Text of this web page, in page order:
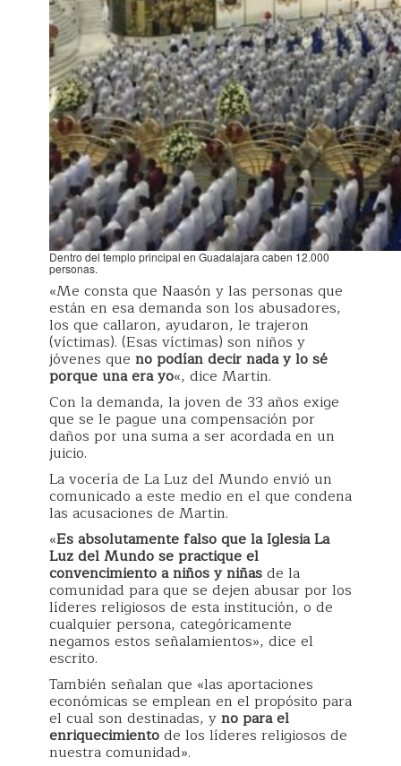
Dentro del templo principal en Guadalajara caben 12.000
personas.
«Me consta que Naasón y las personas que
están en esa demanda son los abusadores,
los que callaron, ayudaron, le trajeron
(víctimas). (Esas víctimas) son niños y
jóvenes que no podían decir nada y lo sé
porque una era yo«, dice Martin.
Con la demanda, la joven de 33 años exige
que se le pague una compensación por
daños por una suma a ser acordada en un
juicio.
La vocería de La Luz del Mundo envió un
comunicado a este medio en el que condena
las acusaciones de Martin.
«Es absolutamente falso que la Iglesia La
Luz del Mundo se practique el
convencimiento a niños y niñasde la
comunidad para que se dejen abusar por los
líderes religiosos de esta institución, o de
cualquier persona, categóricamente
negamos estos señalamientos», dice el
escrito.
También señalan que «las aportaciones
económicas se emplean en el propósito para
el cual son destinadas, yno para el
enriquecimientode los líderes religiosos de
nuestra comunidad».